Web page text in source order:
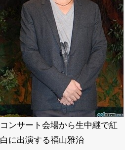
コンサート会場から生中継で紅
白に出演する福山雅治